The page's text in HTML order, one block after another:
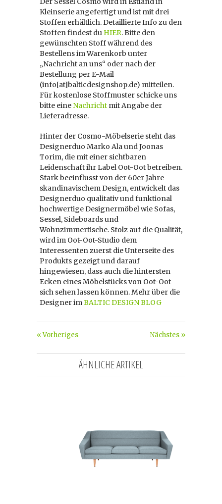
Kleinserie angefertigt und ist mit drei
Stoffen erhältlich. Detaillierte Info zu den
Stoffen findest du HIER. Bitte den
gewünschten Stoff während des
Bestellens im Warenkorb unter
„Nachricht an uns“ oder nach der
Bestellung per E-Mail
(info[at]balticdesignshop.de) mitteilen.
Für kostenlose Stoffmuster schicke uns
bitte eine Nachricht mit Angabe der
Lieferadresse.
Hinter der Cosmo-Möbelserie steht das
Designerduo Marko Ala und Joonas
Torim, die mit einer sichtbaren
Leidenschaft ihr Label Oot-Oot betreiben.
Stark beeinflusst von der 60er Jahre
skandinavischem Design, entwickelt das
Designerduo qualitativ und funktional
hochwertige Designermöbel wie Sofas,
Sessel, Sideboards und
Wohnzimmertische. Stolz auf die Qualität,
wird im Oot-Oot-Studio dem
Interessenten zuerst die Unterseite des
Produkts gezeigt und darauf
hingewiesen, dass auch die hintersten
Ecken eines Möbelstücks von Oot-Oot
sich sehen lassen können. Mehr über die
Designer imBALTIC DESIGN BLOG
Nächstes »
« Vorheriges
ÄHNLICHE ARTIKEL